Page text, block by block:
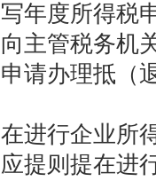
写年度所得税
向主管税务机
申请办理抵（
在进行企业所
应提则提在进